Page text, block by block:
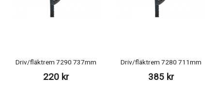
Driv/fläktrem 7290 737mm
220 kr
Driv/fläktrem 7280 711mm
385 kr